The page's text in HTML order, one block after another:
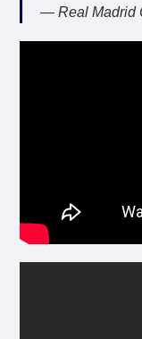
— Real Madrid